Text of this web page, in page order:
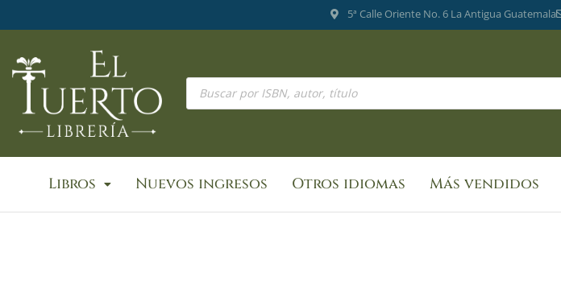
al
5ª Calle Oriente No. 6 La Antigua Guatemala
Búsqueda
productos
Libros Nuevos ingresos Otros idiomas Más vendidos